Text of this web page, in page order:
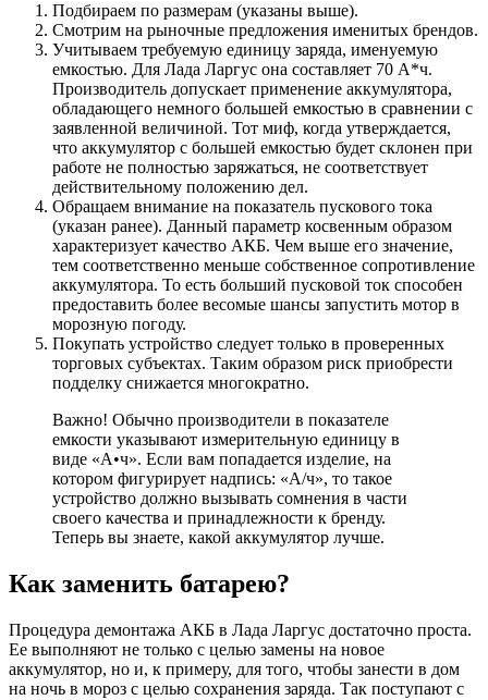
Подбираем по размерам (указаны выше).
Смотрим на рыночные предложения именитых брендов.
Учитываем требуемую единицу заряда, именуемую
емкостью. Для Лада Ларгус она составляет 70 А*ч.
Производитель допускает применение аккумулятора,
обладающего немного большей емкостью в сравнении с
заявленной величиной. Тот миф, когда утверждается,
что аккумулятор с большей емкостью будет склонен при
работе не полностью заряжаться, не соответствует
действительному положению дел.
Обращаем внимание на показатель пускового тока
(указан ранее). Данный параметр косвенным образом
характеризует качество АКБ. Чем выше его значение,
тем соответственно меньше собственное сопротивление
аккумулятора. То есть больший пусковой ток способен
предоставить более весомые шансы запустить мотор в
морозную погоду.
Покупать устройство следует только в проверенных
торговых субъектах. Таким образом риск приобрести
подделку снижается многократно.
Важно! Обычно производители в показателе
емкости указывают измерительную единицу в
виде «А•ч». Если вам попадается изделие, на
котором фигурирует надпись: «А/ч», то такое
устройство должно вызывать сомнения в части
своего качества и принадлежности к бренду.
Теперь вы знаете, какой аккумулятор лучше.
Как заменить батарею?
Процедура демонтажа АКБ в Лада Ларгус достаточно проста.
Ее выполняют не только с целью замены на новое
аккумулятор, но и, к примеру, для того, чтобы занести в дом
на ночь в мороз с целью сохранения заряда. Так поступают с